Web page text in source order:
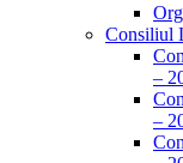
Consiliul
–
–